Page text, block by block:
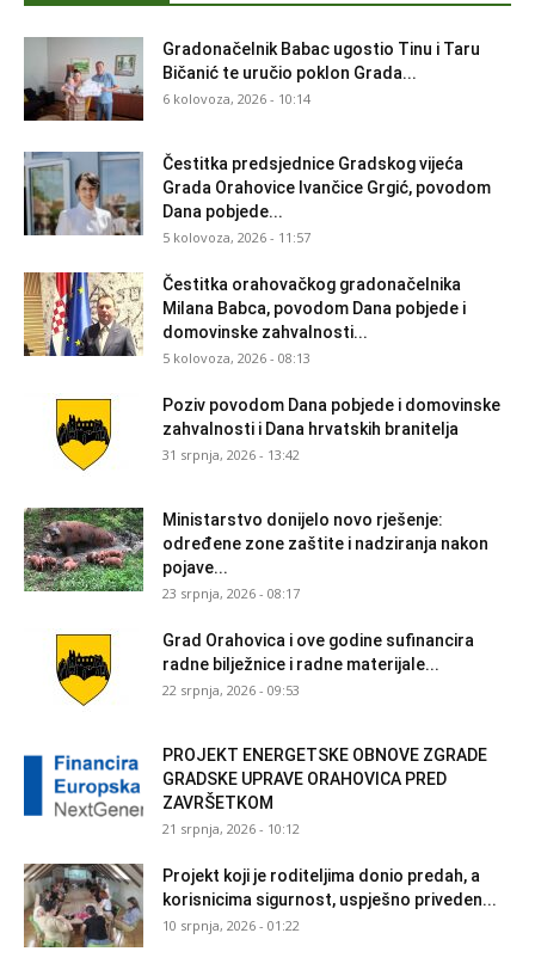
Gradonačelnik Babac ugostio Tinu i Taru
Bičanić te uručio poklon Grada...
6 kolovoza, 2026 - 10:14
Čestitka predsjednice Gradskog vijeća
Grada Orahovice Ivančice Grgić, povodom
Dana pobjede...
5 kolovoza, 2026 - 11:57
Čestitka orahovačkog gradonačelnika
Milana Babca, povodom Dana pobjede i
domovinske zahvalnosti...
5 kolovoza, 2026 - 08:13
Poziv povodom Dana pobjede i domovinske
zahvalnosti i Dana hrvatskih branitelja
31 srpnja, 2026 - 13:42
Ministarstvo donijelo novo rješenje:
određene zone zaštite i nadziranja nakon
pojave...
23 srpnja, 2026 - 08:17
Grad Orahovica i ove godine sufinancira
radne bilježnice i radne materijale...
22 srpnja, 2026 - 09:53
PROJEKT ENERGETSKE OBNOVE ZGRADE
GRADSKE UPRAVE ORAHOVICA PRED
ZAVRŠETKOM
21 srpnja, 2026 - 10:12
Projekt koji je roditeljima donio predah, a
korisnicima sigurnost, uspješno priveden...
10 srpnja, 2026 - 01:22